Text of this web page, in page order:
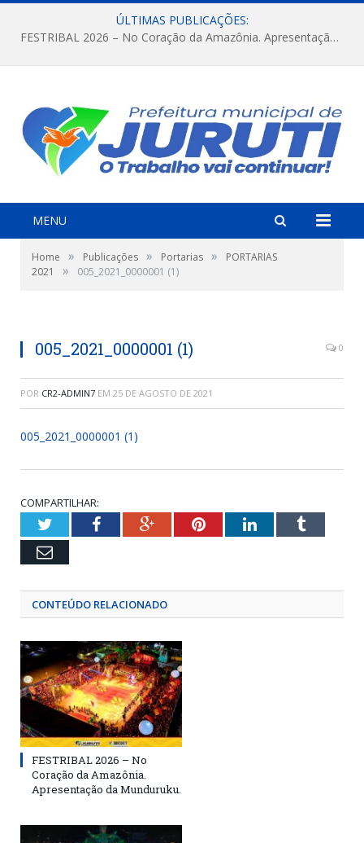
ÚLTIMAS PUBLICAÇÕES:
FESTRIBAL 2026 – No Coração da Amazônia. Apresentação da Munduruku.
MENU
Home » Publicações » Portarias »
PORTARIAS
2021
» 005_2021_0000001 (1)
005_2021_0000001 (1) 0
POR CR2-ADMIN7 EM 25 DE AGOSTO DE 2021
005_2021_0000001 (1)
COMPARTILHAR:
TwitterFacebookGoogle+PinterestLinkedInTumblr
Email
CONTEÚDO RELACIONADO
FESTRIBAL 2026 – No
Coração da Amazônia.
Apresentação da Munduruku.